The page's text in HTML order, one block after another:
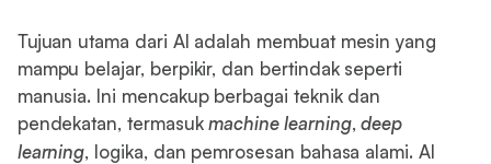
Tujuan utama dari AI adalah membuat mesin yang
mampu belajar, berpikir, dan bertindak seperti
manusia. Ini mencakup berbagai teknik dan
pendekatan, termasukmachine learning,deep
learning, logika, dan pemrosesan bahasa alami. AI